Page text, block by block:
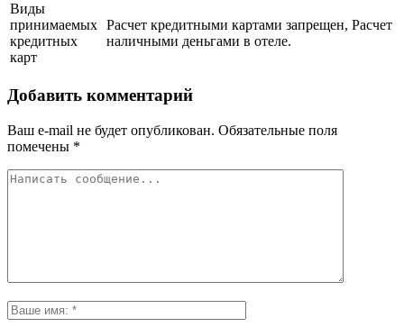
Виды
принимаемых
кредитных
карт
Расчет кредитными картами запрещен, Расчет
наличными деньгами в отеле.
Добавить комментарий
Ваш e-mail не будет опубликован. Обязательные поля
помечены *